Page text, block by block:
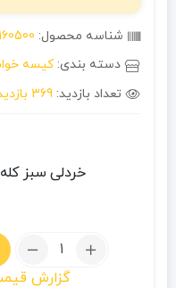
شناسه محصول: 160500
دسته بندی:کیسه
تعداد بازدید: 369 بازدید
خردلی سبز
تعداد:
گزارش